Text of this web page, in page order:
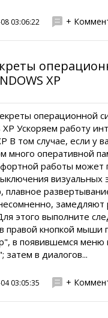
03:06:22 +
XP
операционной
XP Ускоряем работу
В том случае, если у
много оперативной
работы может
визуальных
плавное
замедляют
этого выполните
правой кнопкой мыши
в появившемся меню
затем в диалогов...
03:05:35 +